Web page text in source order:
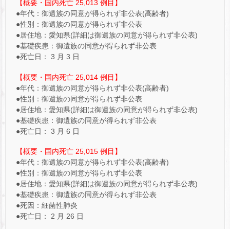
【概要・国内死亡 25,013 例目】
●年代：御遺族の同意が得られず非公表(高齢者)
●性別：御遺族の同意が得られず非公表
●居住地：愛知県(詳細は御遺族の同意が得られず非公表)
●基礎疾患：御遺族の同意が得られず非公表
●死亡日： 3 月 3 日
【概要・国内死亡 25,014 例目】
●年代：御遺族の同意が得られず非公表(高齢者)
●性別：御遺族の同意が得られず非公表
●居住地：愛知県(詳細は御遺族の同意が得られず非公表)
●基礎疾患：御遺族の同意が得られず非公表
●死亡日： 3 月 6 日
【概要・国内死亡 25,015 例目】
●年代：御遺族の同意が得られず非公表(高齢者)
●性別：御遺族の同意が得られず非公表
●居住地：愛知県(詳細は御遺族の同意が得られず非公表)
●基礎疾患：御遺族の同意が得られず非公表
●死因：細菌性肺炎
●死亡日： 2 月 26 日